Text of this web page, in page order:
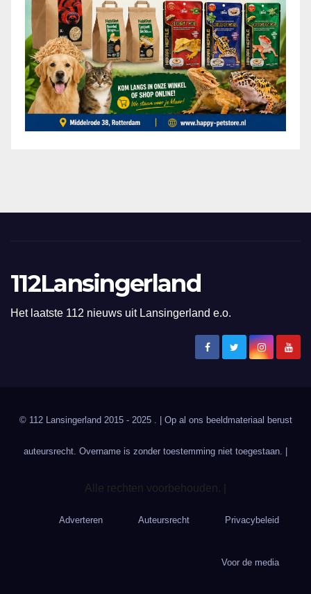
112Lansingerland
Het laatste 112 nieuws uit Lansingerland e.o.
© 112 Lansingerland 2015 - 2025 . | Op al ons beeldmateriaal berust
auteursrecht. Overname is zonder toestemming niet toegestaan. |
Alle rechten voorbehouden. |
Adverteren Auteursrecht Privacybeleid
Voor de media